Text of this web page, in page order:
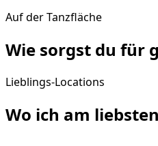
Auf der Tanzfläche
Wie sorgst du für
Lieblings-Locations
Wo ich am liebsten